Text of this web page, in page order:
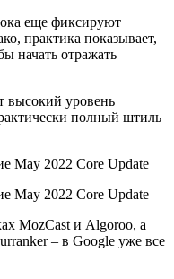
еще фиксируют
практика показывает,
начать отражать
высокий уровень
полный штиль
MozCast и Algoroo, а
– в Google уже все